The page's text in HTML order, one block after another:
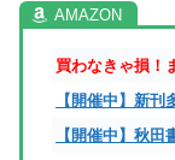
買わなきゃ損！
【開催中】新
【開催中】秋